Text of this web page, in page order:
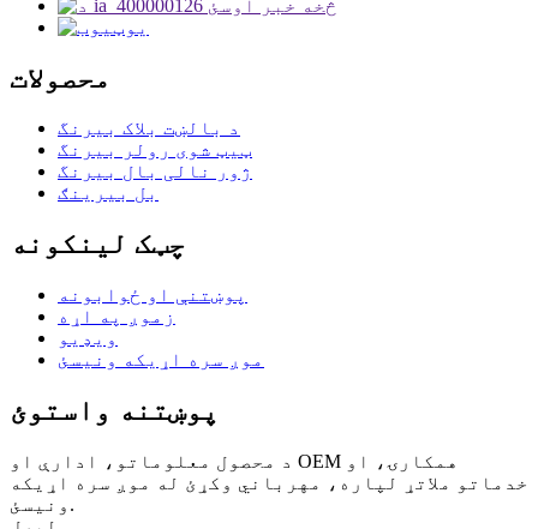
محصولات
د بالښت بلاک بیرنگ
ټیټ شوی رولر بیرنگ
ژور نالی بال بیرنگ
بل بیرینګ
چټک لینکونه
پوښتنې او ځوابونه
زموږ په اړه
ویډیو
موږ سره اړیکه ونیسئ
پوښتنه واستوئ
د محصول معلوماتو، ادارې او OEM همکارۍ، او
خدماتو ملاتړ لپاره، مهرباني وکړئ له موږ سره اړیکه
ونیسئ.